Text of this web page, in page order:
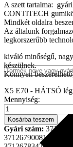
A szett tartalma:
CONTITECH
Mindkét oldalra
Az általunk
legkorszerűbb
kiváló minőségű,
készülnek.
Könnyen
X5 E70 - HÁTSÓ
Mennyiség:
Kosárba teszem
Gyári szám:
37126790081,